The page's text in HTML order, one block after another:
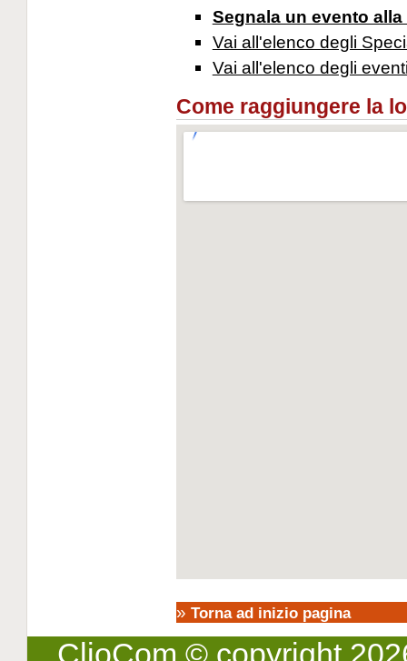
Segnala un evento
Vai all'elenco degli
Vai all'elenco degli
Come raggiungere la
» Torna ad inizio pagina